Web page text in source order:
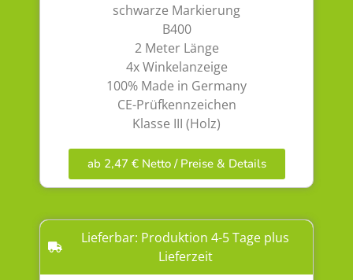
schwarze Markierung
B400
2 Meter Länge
4x Winkelanzeige
100% Made in Germany
CE-Prüfkennzeichen
Klasse III (Holz)
ab 2,47 € Netto / Preise & Details
Lieferbar: Produktion 4-5 Tage plus
Lieferzeit